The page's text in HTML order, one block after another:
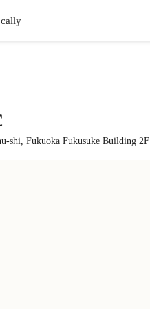
shi, Fukuoka Fukusuke Building 2F